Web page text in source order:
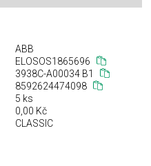
ABB
ELOSOS1865696
3938C-A00034 B1
8592624474098
5 ks
0,00 Kč
CLASSIC